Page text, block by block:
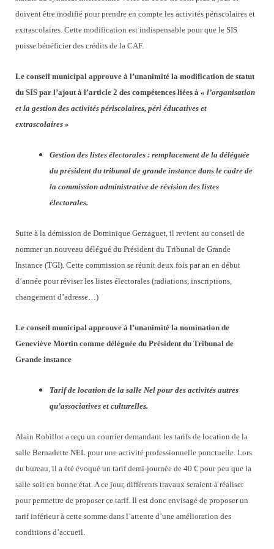
doivent être modifié pour prendre en compte les activités périscolaires et
extrascolaires. Cette modification est indispensable pour que le SIS
puisse bénéficier des crédits de la CAF.
Le conseil municipal approuve à l’unanimité la modification de statut
du SIS par l’ajout à l’article 2 des compétences liées à « l’organisation
et la gestion des activités périscolaires, péri éducatives et
extrascolaires »
Gestion des listes électorales : remplacement de la déléguée
du président du tribunal de grande instance dans le cadre de
la commission administrative de révision des listes
électorales.
Suite à la démission de Dominique Gerzaguet, il revient au conseil de
nommer un nouveau délégué du Président du Tribunal de Grande
Instance (TGI). Cette commission se réunit deux fois par an en début
d’année pour réviser les listes électorales (radiations, inscriptions,
changement d’adresse…)
Le conseil municipal approuve à l’unanimité la nomination de
Geneviève Mortin comme déléguée du Président du Tribunal de
Grande instance
Tarif de location de la salle Nel pour des activités autres
qu’associatives et culturelles.
Alain Robillot a reçu un courrier demandant les tarifs de location de la
salle Bernadette NEL pour une activité professionnelle ponctuelle. Lors
du bureau, il a été évoqué un tarif demi-journée de 40 € pour peu que la
salle soit en bonne état. A ce jour, différents travaux seraient à réaliser
pour permettre de proposer ce tarif. Il est donc envisagé de proposer un
tarif inférieur à cette somme dans l’attente d’une amélioration des
conditions d’accueil.